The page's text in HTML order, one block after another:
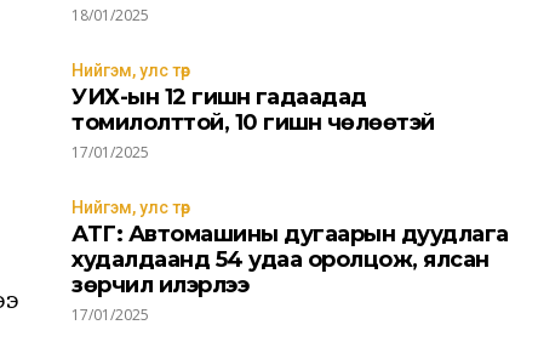
18/01/2025
Нийгэм, улс төр
УИХ-ын 12 гишүүн гадаадад
томилолттой, 10 гишүүн чөлөөтэй
17/01/2025
Нийгэм, улс төр
АТГ: Автомашины дугаарын дуудлага
худалдаанд 54 удаа оролцож, ялсан
зөрчил илэрлээ
17/01/2025